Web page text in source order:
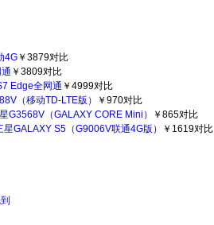
4G ￥3879对比
￥3809对比
Edge全网通 ￥4999对比
（移动TD-LTE版）
￥970对比
G3568V（GALAXY CORE Mini）
￥865对比
星GALAXY S5（G9006V联通4G版）
￥1619对比